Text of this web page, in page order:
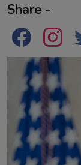
Share -